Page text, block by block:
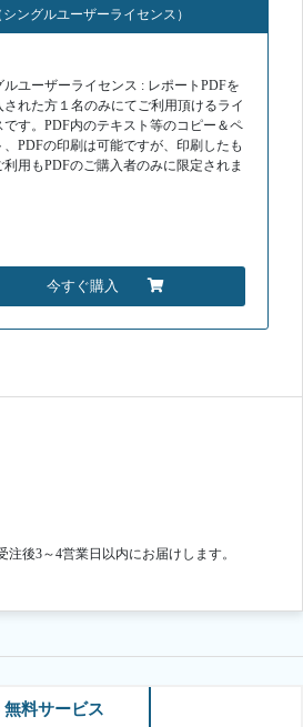
シングルユーザーライセンス）
ルユーザーライセンス : レポートPDFを
された方１名のみにてご利用頂けるライ
です。PDF内のテキスト等のコピー＆ペ
、PDFの印刷は可能ですが、印刷したも
利用もPDFのご購入者のみに限定されま
今すぐ購入
後3～4営業日以内にお届けします。
料サービス